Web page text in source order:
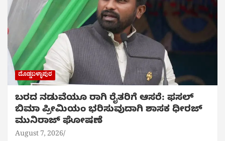
ದೊಡ್ಡಬಳ್ಳಾಪುರ
ಬರದ ನಡುವೆಯೂ ರಾಗಿ ರೈತರಿಗೆ ಆಸರೆ: ಫಸಲ್
ಬಿಮಾ ಪ್ರೀಮಿಯಂ ಭರಿಸುವುದಾಗಿ ಶಾಸಕ ಧೀರಜ್
ಮುನಿರಾಜ್ ಘೋಷಣೆ
August 7, 2026